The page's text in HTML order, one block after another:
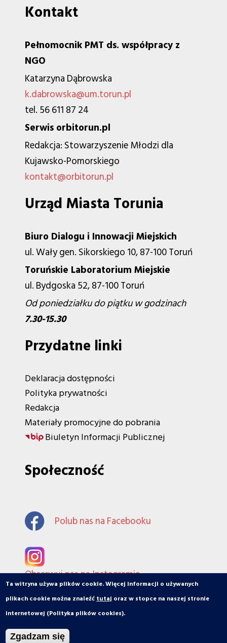
Ta witryna używa plików cookie. Więcej informacji o używanych
plikach cookie można znaleźćtutajoraz w stopce na naszej stronie
internetowej (Polityka plików cookies).
Zgadzam się
Kontakt
Pełnomocnik PMT ds. współpracy z
NGO
Katarzyna Dąbrowska
k.dabrowska@um.torun.pl
tel. 56 611 87 24
Serwis orbitorun.pl
Redakcja: Stowarzyszenie Młodzi dla
Kujawsko-Pomorskiego
kontakt@orbitorun.pl
Urząd Miasta Torunia
Biuro Dialogu i Innowacji Miejskich
ul. Wały gen. Sikorskiego 10, 87-100 Toruń
Toruńskie Laboratorium Miejskie
ul. Bydgoska 52, 87-100 Toruń
Od poniedziałku do piątku w godzinach
7.30-15.30
Przydatne linki
Deklaracja dostępności
Polityka prywatności
Redakcja
Materiały promocyjne do pobrania
Biuletyn Informacji Publicznej
Społeczność
Polub nas na Facebooku
Obserwuj nas na Instagramie
© orbiToruń.pl - Miasto, ludzie, organizacje